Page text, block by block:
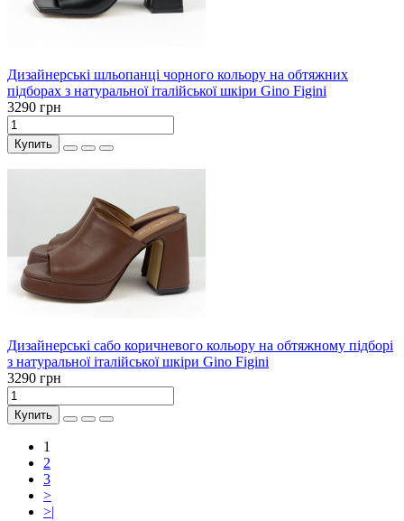
Дизайнерські шльопанці чорного кольору на обтяжних
підборах з натуральної італійської шкіри Gino Figini
3290 грн
Купить
Дизайнерські сабо коричневого кольору на обтяжному підборі
з натуральної італійської шкіри Gino Figini
3290 грн
Купить
1
2
3
>
>|